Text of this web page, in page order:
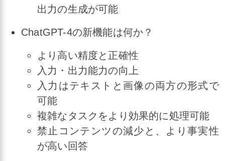
出力の生成が可能
ChatGPT-4の新機能は何か？
より高い精度と正確性
入力・出力能力の向上
入力はテキストと画像の両方の形式で
可能
複雑なタスクをより効果的に処理可能
禁止コンテンツの減少と、より事実性
が高い回答